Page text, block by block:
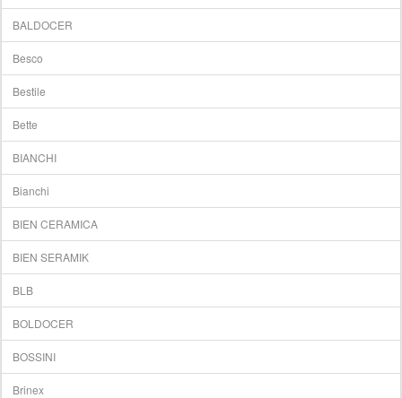
BALDOCER
Besco
Bestile
Bette
BIANCHI
Bianchi
BIEN CERAMICA
BIEN SERAMIK
BLB
BOLDOCER
BOSSINI
Brinex